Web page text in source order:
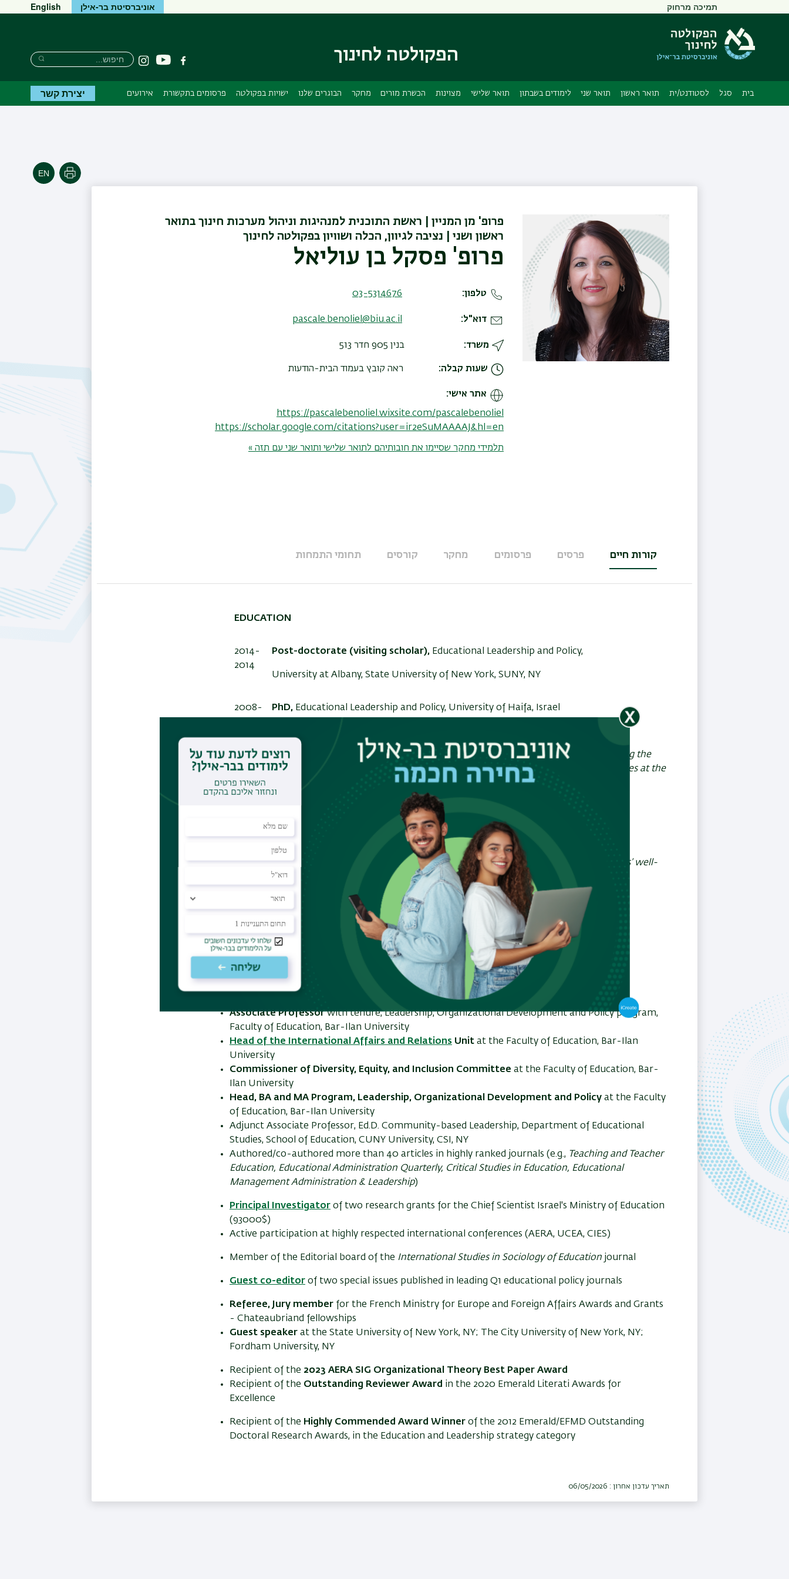
ראשי
תפריט
תמיכה מרחוק אוניברסיטת בר-אילן English
הפקולטה לחינוך פייסבוקיוטיוב Instagram
חיפוש
חיפוש
חיפוש
בית סגל לסטודנט/ית תואר ראשון תואר שני לימודים בשבתון תואר שלישי מצוינות הכשרת מורים מחקר הבוגרים שלנו ישויות בפקולטה פרסומים בתקשורת אירועים יצירת קשר
הדפסה
פרופ' מן המניין | ראשת התוכנית למנהיגות וניהול מערכות חינוך בתואר
ראשון ושני | נציבה לגיוון, הכלה ושוויון בפקולטה לחינוך
פרופ' פסקל בן עוליאל
טלפון 03-5314676
דוא"ל pascale.benoliel@biu.ac.il
משרד בנין 905 חדר 513
שעות קבלה ראה קובץ בעמוד הבית-הודעות
אתר אישי
https://pascalebenoliel.wixsite.com/pascalebenoliel
https://scholar.google.com/citations?user=ir2eSuMAAAAJ&hl=en
תלמידי מחקר שסיימו את חובותיהם לתואר שלישי ותואר שני עם תזה »
קורות חיים
(לשונית
פעילה)
פרסים פרסומים מחקר קורסים תחומי התמחות
EDUCATION
2014-
2014
Post-doctorate (visiting scholar), Educational Leadership and Policy,
University at Albany, State University of New York, SUNY, NY
2008-
PhD, Educational Leadership and Policy, University of Haifa, Israel
PhD Thesis:
Managing from the boundary in Senior Management Teams: Exploring the
antecedents and consequences of the school leader’s external and internal activities at the
individual, team, and organizational levels (Written in English
Educational Leadership and Policy, University of Haifa, Israel
MA thesis:
The positive and negative effects of participative leadership on teachers’ well-
being and performance: Exploring the moderating role of the Big Five personality
1997-
2002
BSc,
Bachelor of Science (Education Biology-Science including teaching license),
TECHNION Israel Institute of Technology, Israel
CAREER HIGHLIGHTS
Associate Professorwith tenure, Leadership, Organizational Development and Policy program,
Faculty of Education, Bar-Ilan University
Head of the International Affairs and Relations Unit at the Faculty of Education, Bar-Ilan
University
Commissioner of Diversity, Equity, and Inclusion Committee at the Faculty of Education, Bar-
Ilan University
Head, BA and MA Program, Leadership, Organizational Development and Policy at the Faculty
of Education, Bar-Ilan University
Adjunct Associate Professor, Ed.D. Community-based Leadership, Department of Educational
Studies, School of Education, CUNY University, CSI, NY
Authored/co-authored more than 40 articles in highly ranked journals (e.g., Teaching and Teacher
Education, Educational Administration Quarterly, Critical Studies in Education, Educational
Management Administration & Leadership)
Principal Investigator of two research grants for the Chief Scientist Israel's Ministry of Education
(93000$)
Active participation at highly respected international conferences (AERA, UCEA, CIES)
Member of the Editorial board of the International Studies in Sociology of Education journal
Guest co-editor of two special issues published in leading Q1 educational policy journals
Referee, Jury member for the French Ministry for Europe and Foreign Affairs Awards and Grants
- Chateaubriand fellowships
Guest speaker at the State University of New York, NY; The City University of New York, NY;
Fordham University, NY
Recipient of the 2023 AERA SIG Organizational Theory Best Paper Award
Recipient of the Outstanding Reviewer Award in the 2020 Emerald Literati Awards for
Excellence
Recipient of the Highly Commended Award Winner of the 2012 Emerald/EFMD Outstanding
Doctoral Research Awards, in the Education and Leadership strategy category
תאריך עדכון אחרון : 06/05/2026